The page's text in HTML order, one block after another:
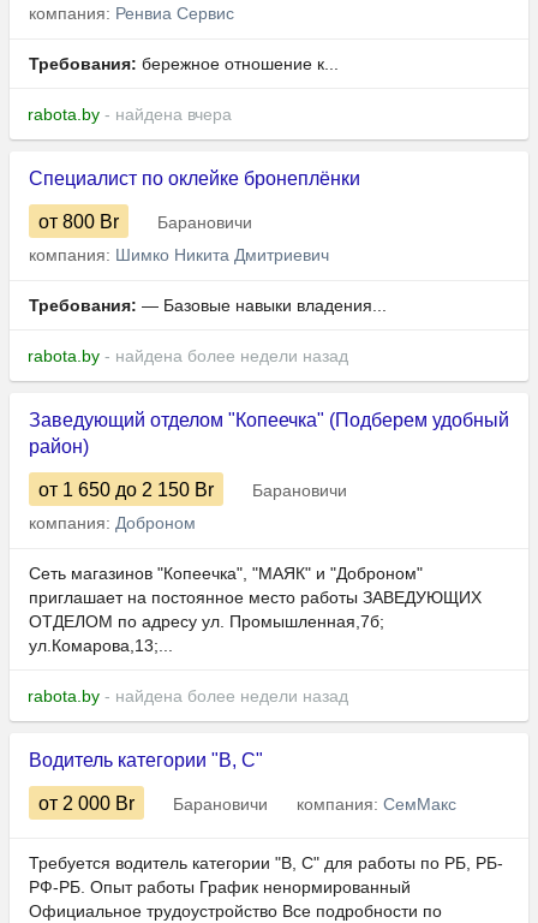
компания: Ренвиа Сервис
Требования: бережное отношение к...
rabota.by - найдена вчера
Специалист по оклейке бронеплёнки
от 800 Br
Барановичи
компания: Шимко Никита Дмитриевич
Требования: — Базовые навыки владения...
rabota.by - найдена более недели назад
Заведующий отделом "Копеечка" (Подберем удобный
район)
от 1 650 до 2 150 Br
Барановичи
компания: Доброном
Сеть магазинов "Копеечка", "МАЯК" и "Доброном"
приглашает на постоянное место работы ЗАВЕДУЮЩИХ
ОТДЕЛОМ по адресу ул. Промышленная,7б;
ул.Комарова,13;...
rabota.by - найдена более недели назад
Водитель категории "В, С"
от 2 000 Br Барановичи компания: СемМакс
Требуется водитель категории "В, С" для работы по РБ, РБ-
РФ-РБ. Опыт работы График ненормированный
Официальное трудоустройство Все подробности по